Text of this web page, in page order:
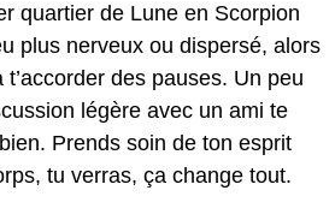
quartier de Lune en Scorpion
plus nerveux ou dispersé, alors
des pauses. Un peu
légère avec un ami te
Prends soin de ton esprit
tu verras, ça change tout.